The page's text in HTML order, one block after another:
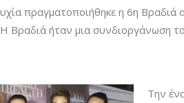
πραγματοποιήθηκε η 6η
Βραδιά ήταν μια συνδιοργάνωση
Την